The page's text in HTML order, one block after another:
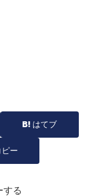
はてブ
ピー
する